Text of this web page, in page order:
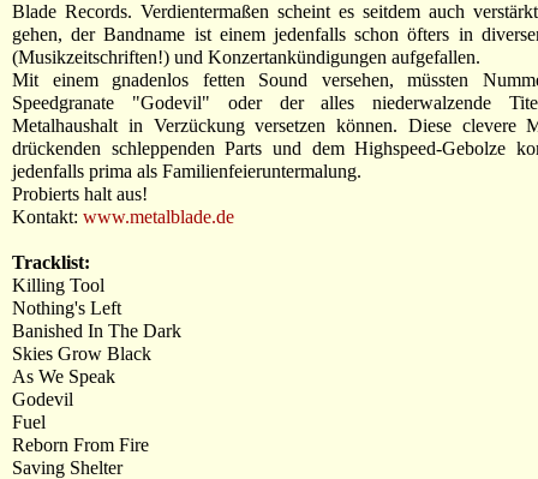
Blade Records. Verdientermaßen scheint es seitdem auch
gehen, der Bandname ist einem jedenfalls schon öfters in
(Musikzeitschriften!) und Konzertankündigungen aufgefallen.
Mit einem gnadenlos fetten Sound versehen, müssten
Speedgranate "Godevil" oder der alles niederwalzende
Metalhaushalt in Verzückung versetzen können. Diese clevere
drückenden schleppenden Parts und dem Highspeed-Gebolze
jedenfalls prima als Familienfeieruntermalung.
Probierts halt aus!
Kontakt: www.metalblade.de
Tracklist:
Killing Tool
Nothing's Left
Banished In The Dark
Skies Grow Black
As We Speak
Godevil
Fuel
Reborn From Fire
Saving Shelter